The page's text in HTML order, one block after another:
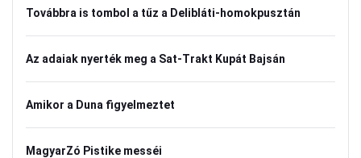
Továbbra is tombol a tűz a Delibláti-homokpusztán
Az adaiak nyerték meg a Sat-Trakt Kupát Bajsán
Amikor a Duna figyelmeztet
MagyarZó Pistike messéi